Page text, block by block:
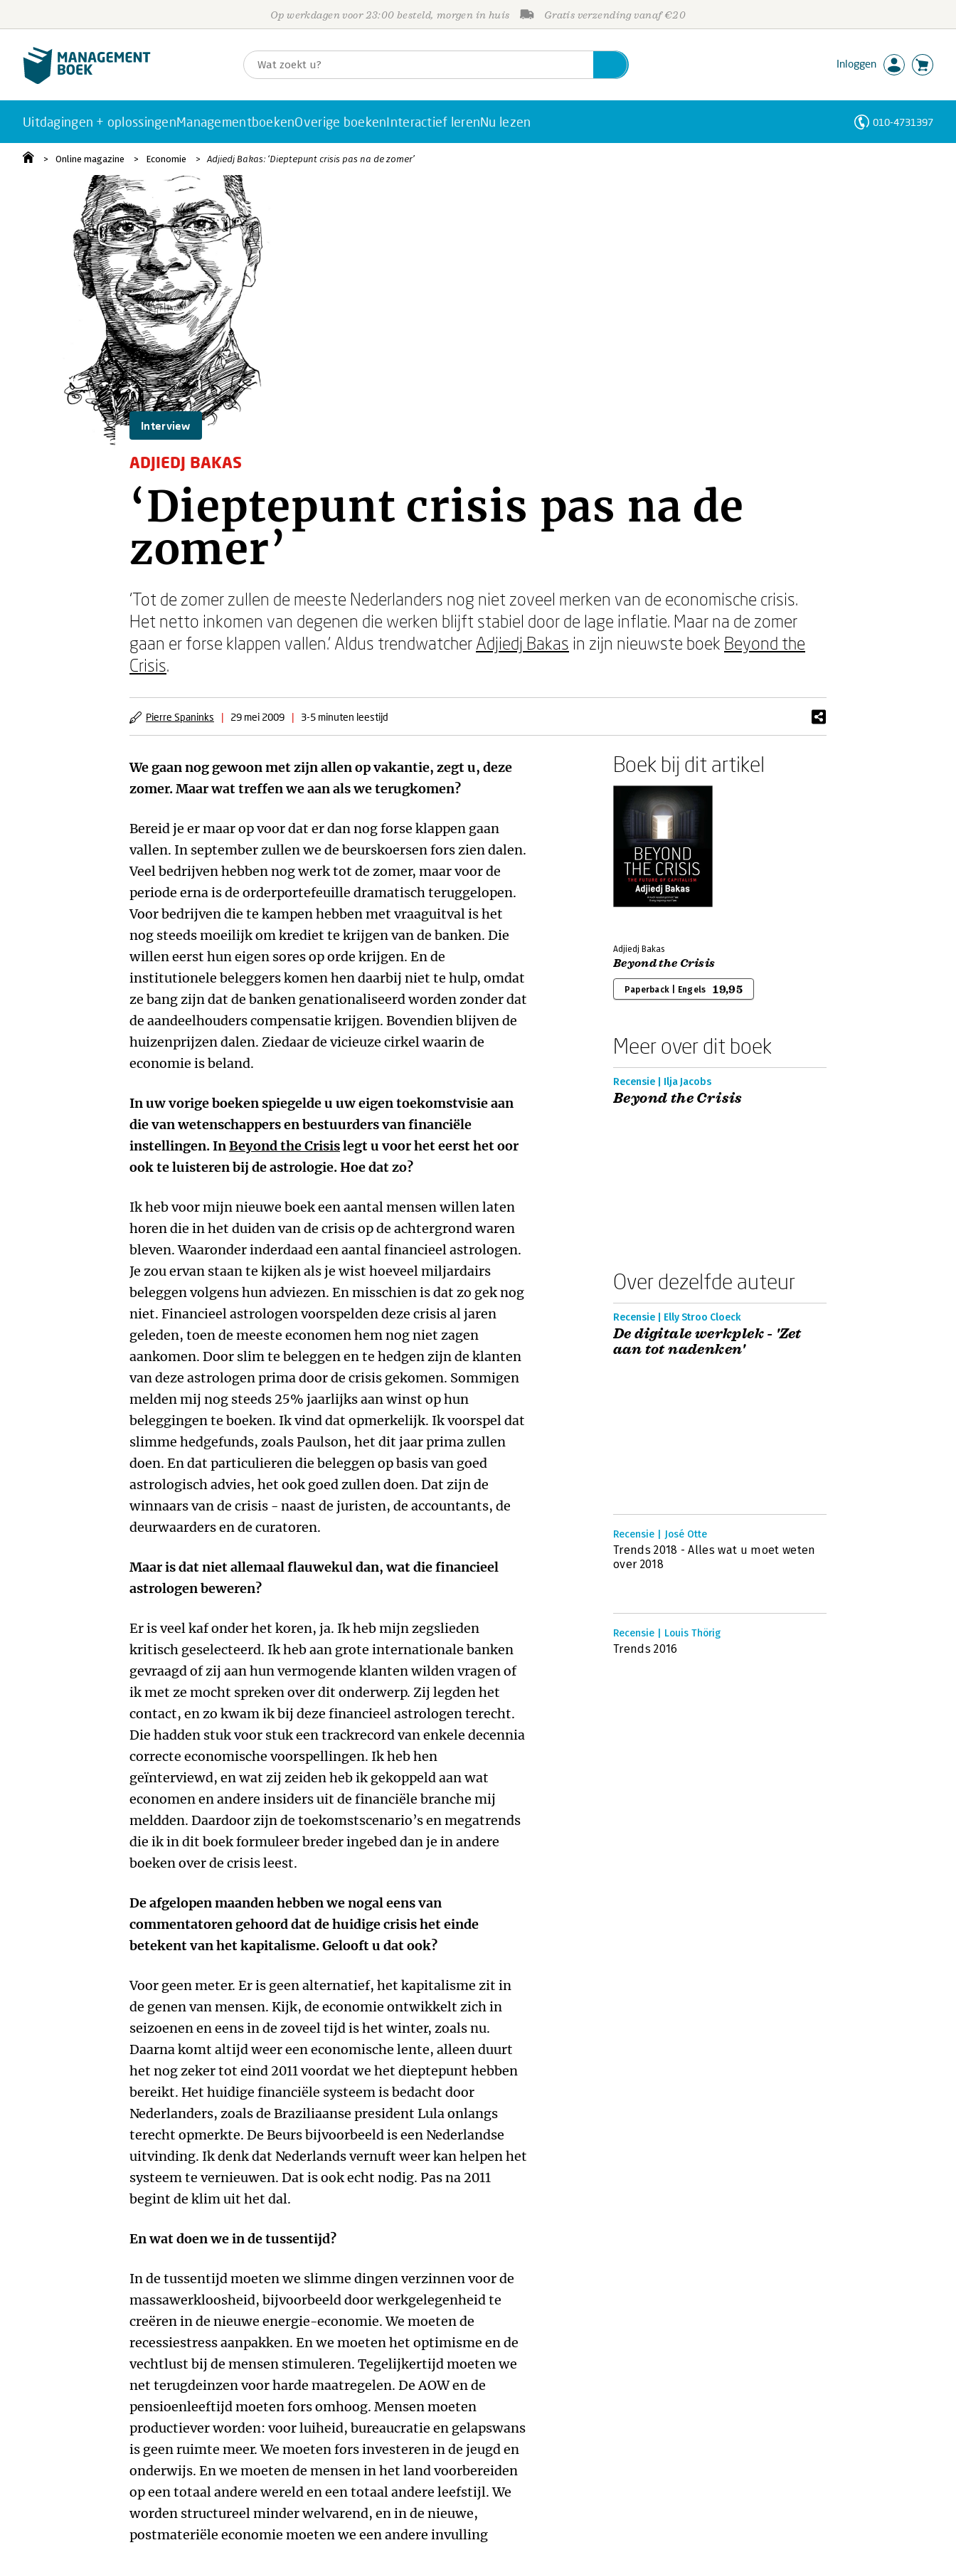
Op werkdagen voor 23:00 besteld, morgen in huis Gratis verzending vanaf €20
Inloggen
Uitdagingen + oplossingenManagementboekenOverige boekenInteractief lerenNu lezen 010-4731397
Online magazine Economie Adjiedj Bakas: ‘Dieptepunt crisis pas na de zomer’
Interview
ADJIEDJ BAKAS
‘Dieptepunt crisis pas na de
zomer’
‘Tot de zomer zullen de meeste Nederlanders nog niet zoveel merken van de economische crisis.
Het netto inkomen van degenen die werken blijft stabiel door de lage inflatie. Maar na de zomer
gaan er forse klappen vallen.’ Aldus trendwatcher Adjiedj Bakas in zijn nieuwste boek Beyond the
Crisis.
Pierre Spaninks | 29 mei 2009 | 3-5 minuten leestijd
We gaan nog gewoon met zijn allen op vakantie, zegt u, deze
zomer. Maar wat treffen we aan als we terugkomen?
Bereid je er maar op voor dat er dan nog forse klappen gaan
vallen. In september zullen we de beurskoersen fors zien dalen.
Veel bedrijven hebben nog werk tot de zomer, maar voor de
periode erna is de orderportefeuille dramatisch teruggelopen.
Voor bedrijven die te kampen hebben met vraaguitval is het
nog steeds moeilijk om krediet te krijgen van de banken. Die
willen eerst hun eigen sores op orde krijgen. En de
institutionele beleggers komen hen daarbij niet te hulp, omdat
ze bang zijn dat de banken genationaliseerd worden zonder dat
de aandeelhouders compensatie krijgen. Bovendien blijven de
huizenprijzen dalen. Ziedaar de vicieuze cirkel waarin de
economie is beland.
In uw vorige boeken spiegelde u uw eigen toekomstvisie aan
die van wetenschappers en bestuurders van financiële
instellingen. InBeyond the Crisislegt u voor het eerst het oor
ook te luisteren bij de astrologie. Hoe dat zo?
Ik heb voor mijn nieuwe boek een aantal mensen willen laten
horen die in het duiden van de crisis op de achtergrond waren
bleven. Waaronder inderdaad een aantal financieel astrologen.
Je zou ervan staan te kijken als je wist hoeveel miljardairs
beleggen volgens hun adviezen. En misschien is dat zo gek nog
niet. Financieel astrologen voorspelden deze crisis al jaren
geleden, toen de meeste economen hem nog niet zagen
aankomen. Door slim te beleggen en te hedgen zijn de klanten
van deze astrologen prima door de crisis gekomen. Sommigen
melden mij nog steeds 25% jaarlijks aan winst op hun
beleggingen te boeken. Ik vind dat opmerkelijk. Ik voorspel dat
slimme hedgefunds, zoals Paulson, het dit jaar prima zullen
doen. En dat particulieren die beleggen op basis van goed
astrologisch advies, het ook goed zullen doen. Dat zijn de
winnaars van de crisis - naast de juristen, de accountants, de
deurwaarders en de curatoren.
Maar is dat niet allemaal flauwekul dan, wat die financieel
astrologen beweren?
Er is veel kaf onder het koren, ja. Ik heb mijn zegslieden
kritisch geselecteerd. Ik heb aan grote internationale banken
gevraagd of zij aan hun vermogende klanten wilden vragen of
ik met ze mocht spreken over dit onderwerp. Zij legden het
contact, en zo kwam ik bij deze financieel astrologen terecht.
Die hadden stuk voor stuk een trackrecord van enkele decennia
correcte economische voorspellingen. Ik heb hen
geïnterviewd, en wat zij zeiden heb ik gekoppeld aan wat
economen en andere insiders uit de financiële branche mij
meldden. Daardoor zijn de toekomstscenario’s en megatrends
die ik in dit boek formuleer breder ingebed dan je in andere
boeken over de crisis leest.
De afgelopen maanden hebben we nogal eens van
commentatoren gehoord dat de huidige crisis het einde
betekent van het kapitalisme. Gelooft u dat ook?
Voor geen meter. Er is geen alternatief, het kapitalisme zit in
de genen van mensen. Kijk, de economie ontwikkelt zich in
seizoenen en eens in de zoveel tijd is het winter, zoals nu.
Daarna komt altijd weer een economische lente, alleen duurt
het nog zeker tot eind 2011 voordat we het dieptepunt hebben
bereikt. Het huidige financiële systeem is bedacht door
Nederlanders, zoals de Braziliaanse president Lula onlangs
terecht opmerkte. De Beurs bijvoorbeeld is een Nederlandse
uitvinding. Ik denk dat Nederlands vernuft weer kan helpen het
systeem te vernieuwen. Dat is ook echt nodig. Pas na 2011
begint de klim uit het dal.
En wat doen we in de tussentijd?
In de tussentijd moeten we slimme dingen verzinnen voor de
massawerkloosheid, bijvoorbeeld door werkgelegenheid te
creëren in de nieuwe energie-economie. We moeten de
recessiestress aanpakken. En we moeten het optimisme en de
vechtlust bij de mensen stimuleren. Tegelijkertijd moeten we
net terugdeinzen voor harde maatregelen. De AOW en de
pensioenleeftijd moeten fors omhoog. Mensen moeten
productiever worden: voor luiheid, bureaucratie en gelapswans
is geen ruimte meer. We moeten fors investeren in de jeugd en
onderwijs. En we moeten de mensen in het land voorbereiden
op een totaal andere wereld en een totaal andere leefstijl. We
worden structureel minder welvarend, en in de nieuwe,
postmateriële economie moeten we een andere invulling
Boek bij dit artikel
Adjiedj Bakas
Beyond the Crisis
Paperback | Engels 19,95
Meer over dit boek
Recensie | Ilja Jacobs
Beyond the Crisis
Over dezelfde auteur
Recensie | Elly Stroo Cloeck
De digitale werkplek - 'Zet
aan tot nadenken'
Recensie | José Otte
Trends 2018 - Alles wat u moet weten
over 2018
Recensie | Louis Thörig
Trends 2016
Personen